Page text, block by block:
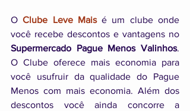
O Clube Leve Mais é um clube onde
Supermercado Pague Menos Valinhos.
O Clube oferece mais economia para
você usufruir da qualidade do Pague
Menos com mais economia. Além dos
descontos você ainda concorre a